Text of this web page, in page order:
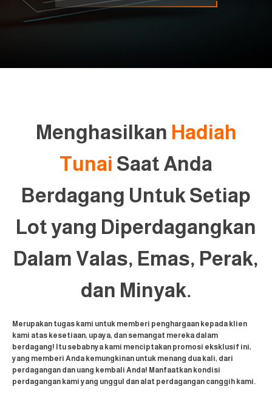
Menghasilkan Hadiah
Tunai Saat Anda
Berdagang Untuk Setiap
Lot yang Diperdagangkan
Dalam Valas, Emas, Perak,
dan Minyak.
Merupakan tugas kami untuk memberi penghargaan kepada klien
kami atas kesetiaan, upaya, dan semangat mereka dalam
berdagang! Itu sebabnya kami menciptakan promosi eksklusif ini,
yang memberi Anda kemungkinan untuk menang dua kali, dari
perdagangan dan uang kembali Anda! Manfaatkan kondisi
perdagangan kami yang unggul dan alat perdagangan canggih kami.